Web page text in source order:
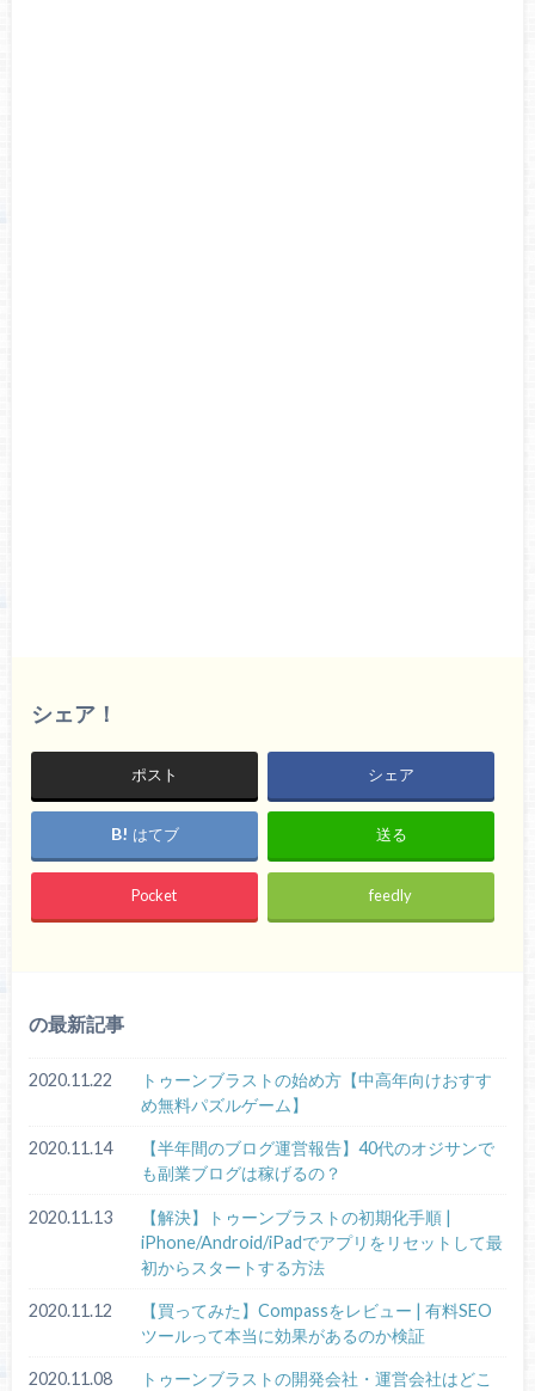
シェア！
ポスト シェア
はてブ 送る
Pocket feedly
の最新記事
2020.11.22
トゥーンブラストの始め方【中高年向けおすす
め無料パズルゲーム】
2020.11.14
【半年間のブログ運営報告】40代のオジサンで
も副業ブログは稼げるの？
2020.11.13
【解決】トゥーンブラストの初期化手順 |
iPhone/Android/iPadでアプリをリセットして最
初からスタートする方法
2020.11.12
【買ってみた】Compassをレビュー | 有料SEO
ツールって本当に効果があるのか検証
2020.11.08
トゥーンブラストの開発会社・運営会社はどこ